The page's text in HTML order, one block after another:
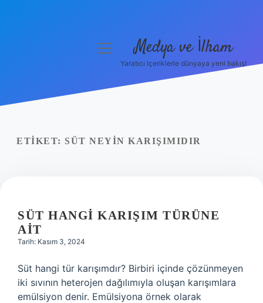
Yasal Uyarı
menüyüMedya ve İlham
Yaratıcı içeriklerle dünyaya yeni bakış!
ETIKET: SÜT NEYIN KARIŞIMIDIR
SÜT HANGI KARIŞIM TÜRÜNE
AIT
Tarih: Kasım 3, 2024
Süt hangi tür karışımdır? Birbiri içinde çözünmeyen
iki sıvının heterojen dağılımıyla oluşan karışımlara
emülsiyon denir. Emülsiyona örnek olarak